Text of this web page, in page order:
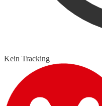
Kein Tracking